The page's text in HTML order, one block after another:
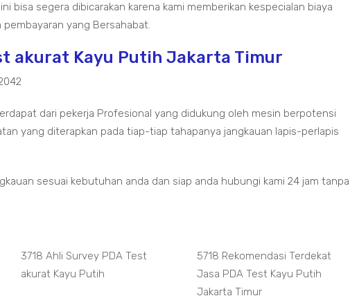
bisa segera dibicarakan karena kami memberikan kespecialan biaya
yang Bersahabat.
akurat Kayu Putih Jakarta Timur
dari pekerja Profesional yang didukung oleh mesin berpotensi
yang diterapkan pada tiap-tiap tahapanya jangkauan lapis-perlapis
sesuai kebutuhan anda dan siap anda hubungi kami 24 jam tanpa
3718 Ahli Survey PDA Test
akurat Kayu Putih
5718 Rekomendasi Terdekat
Jasa PDA Test Kayu Putih
Jakarta Timur